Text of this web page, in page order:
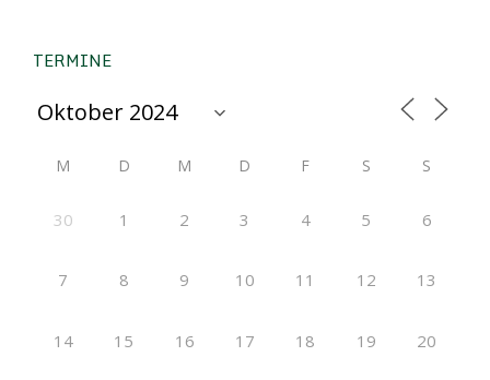
TERMINE
M D M D F S S
30 1 2 3 4 5 6
7 8 9 10 11 12 13
14 15 16 17 18 19 20